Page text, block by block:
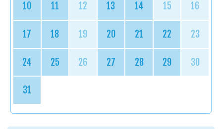
10 11 12 13 14 15 16
17 18 19 20 21 22 23
24 25 26 27 28 29 30
31